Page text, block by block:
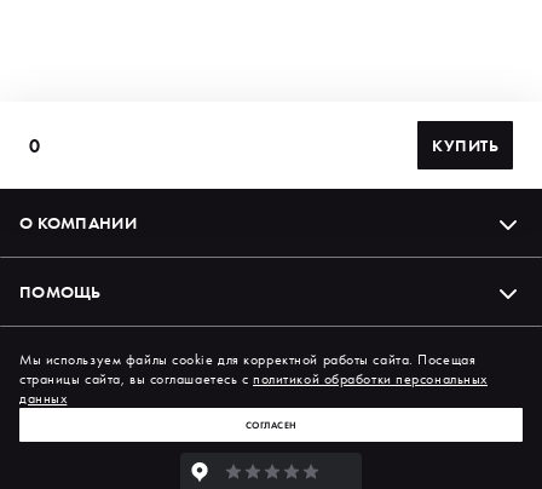
0 КУПИТЬ
О КОМПАНИИ
ПОМОЩЬ
Подпишись на нас в соцсетях
Мы используем файлы cookie для корректной работы сайта. Посещая
страницы сайта, вы соглашаетесь сполитикой обработки персональных
данных
СОГЛАСЕН